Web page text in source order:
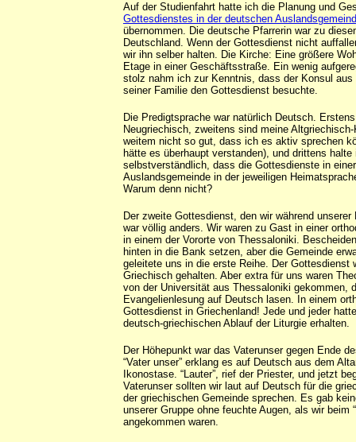
Auf der Studienfahrt hatte ich die Planung und
Gottesdienstes in der deutschen
übernommen. Die deutsche Pfarrerin war zu
Deutschland. Wenn der Gottesdienst nicht
wir ihn selber halten. Die Kirche: Eine größere
Etage in einer Geschäftsstraße. Ein wenig
stolz nahm ich zur Kenntnis, dass der Konsul
seiner Familie den Gottesdienst besuchte.
Die Predigtsprache war natürlich Deutsch.
Neugriechisch, zweitens sind meine
weitem nicht so gut, dass ich es aktiv sprechen
hätte es überhaupt verstanden), und drittens
selbstverständlich, dass die Gottesdienste in einer
Auslandsgemeinde in der jeweiligen
Warum denn nicht?
Der zweite Gottesdienst, den wir während unserer
war völlig anders. Wir waren zu Gast in einer
in einem der Vororte von Thessaloniki.
hinten in die Bank setzen, aber die Gemeinde
geleitete uns in die erste Reihe. Der Gottesdienst
Griechisch gehalten. Aber extra für uns waren
von der Universität aus Thessaloniki gekommen,
Evangelienlesung auf Deutsch lasen. In einem
Gottesdienst in Griechenland! Jede und jeder
deutsch-griechischen Ablauf der Liturgie erhalten.
Der Höhepunkt war das Vaterunser gegen Ende
“Vater unser” erklang es auf Deutsch aus dem
Ikonostase. “Lauter”, rief der Priester, und jetzt
Vaterunser sollten wir laut auf Deutsch für die
der griechischen Gemeinde sprechen. Es gab
unserer Gruppe ohne feuchte Augen, als wir beim
angekommen waren.